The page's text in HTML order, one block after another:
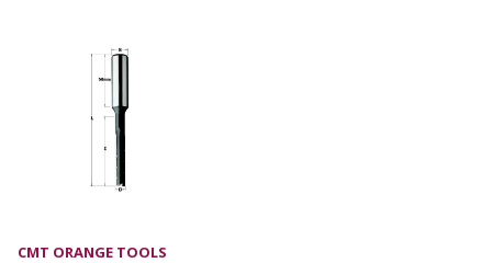
CMT ORANGE TOOLS